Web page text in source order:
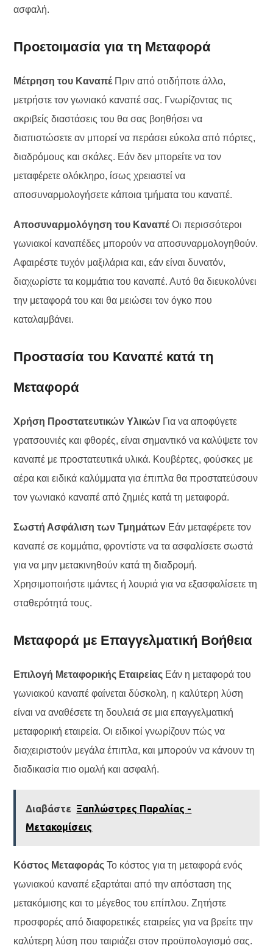
ασφαλή.
Προετοιμασία για τη Μεταφορά
Μέτρηση του ΚαναπέΠριν από οτιδήποτε άλλο,
μετρήστε τον γωνιακό καναπέ σας. Γνωρίζοντας τις
ακριβείς διαστάσεις του θα σας βοηθήσει να
διαπιστώσετε αν μπορεί να περάσει εύκολα από πόρτες,
διαδρόμους και σκάλες. Εάν δεν μπορείτε να τον
μεταφέρετε ολόκληρο, ίσως χρειαστεί να
αποσυναρμολογήσετε κάποια τμήματα του καναπέ.
Αποσυναρμολόγηση του ΚαναπέΟι περισσότεροι
γωνιακοί καναπέδες μπορούν να αποσυναρμολογηθούν.
Αφαιρέστε τυχόν μαξιλάρια και, εάν είναι δυνατόν,
διαχωρίστε τα κομμάτια του καναπέ. Αυτό θα διευκολύνει
την μεταφορά του και θα μειώσει τον όγκο που
καταλαμβάνει.
Προστασία του Καναπέ κατά τη
Μεταφορά
Χρήση Προστατευτικών Υλικών Για να αποφύγετε
γρατσουνιές και φθορές, είναι σημαντικό να καλύψετε τον
καναπέ με προστατευτικά υλικά. Κουβέρτες, φούσκες με
αέρα και ειδικά καλύμματα για έπιπλα θα προστατεύσουν
τον γωνιακό καναπέ από ζημιές κατά τη μεταφορά.
Σωστή Ασφάλιση των Τμημάτων Εάν μεταφέρετε τον
καναπέ σε κομμάτια, φροντίστε να τα ασφαλίσετε σωστά
για να μην μετακινηθούν κατά τη διαδρομή.
Χρησιμοποιήστε ιμάντες ή λουριά για να εξασφαλίσετε τη
σταθερότητά τους.
Μεταφορά με Επαγγελματική Βοήθεια
Επιλογή Μεταφορικής Εταιρείας Εάν η μεταφορά του
γωνιακού καναπέ φαίνεται δύσκολη, η καλύτερη λύση
είναι να αναθέσετε τη δουλειά σε μια επαγγελματική
μεταφορική εταιρεία. Οι ειδικοί γνωρίζουν πώς να
διαχειριστούν μεγάλα έπιπλα, και μπορούν να κάνουν τη
διαδικασία πιο ομαλή και ασφαλή.
Διαβάστε Ξαπλώστρες Παραλίας -
Μετακομίσεις
Κόστος Μεταφοράς Το κόστος για τη μεταφορά ενός
γωνιακού καναπέ εξαρτάται από την απόσταση της
μετακόμισης και το μέγεθος του επίπλου. Ζητήστε
προσφορές από διαφορετικές εταιρείες για να βρείτε την
καλύτερη λύση που ταιριάζει στον προϋπολογισμό σας.